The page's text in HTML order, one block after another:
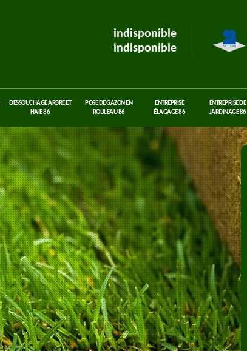
indisponible
indisponible
DESSOUCHAGE ARBRE ET
HAIE 86
POSE DE GAZON EN
ROULEAU 86
ENTREPRISE
ÉLAGAGE 86
ENTREPRISE DE
JARDINAGE 86